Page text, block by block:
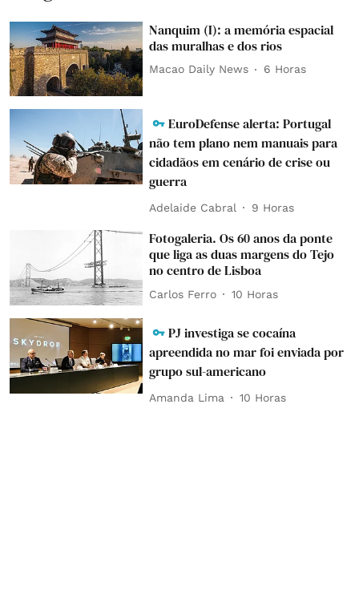
Nanquim (I): a memória espacial
das muralhas e dos rios
Macao Daily News 6 Horas
EuroDefense alerta: Portugal
não tem plano nem manuais para
cidadãos em cenário de crise ou
guerra
Adelaide Cabral 9 Horas
Fotogaleria. Os 60 anos da ponte
que liga as duas margens do Tejo
no centro de Lisboa
Carlos Ferro 10 Horas
PJ investiga se cocaína
apreendida no mar foi enviada por
grupo sul-americano
Amanda Lima 10 Horas